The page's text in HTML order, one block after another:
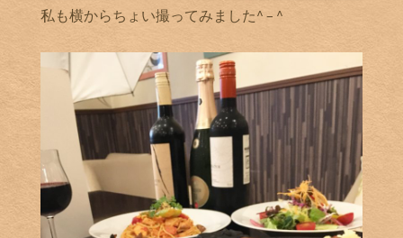
私も横からちょい撮ってみました^ – ^